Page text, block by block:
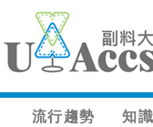
流行趨勢 知